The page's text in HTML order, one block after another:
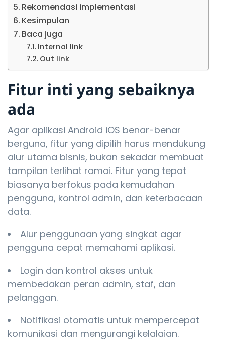
Rekomendasi implementasi
Kesimpulan
Baca juga
Internal link
Out link
Fitur inti yang sebaiknya
ada
Agar aplikasi Android iOS benar-benar
berguna, fitur yang dipilih harus mendukung
alur utama bisnis, bukan sekadar membuat
tampilan terlihat ramai. Fitur yang tepat
biasanya berfokus pada kemudahan
pengguna, kontrol admin, dan keterbacaan
data.
Alur penggunaan yang singkat agar
pengguna cepat memahami aplikasi.
Login dan kontrol akses untuk
membedakan peran admin, staf, dan
pelanggan.
Notifikasi otomatis untuk mempercepat
komunikasi dan mengurangi kelalaian.